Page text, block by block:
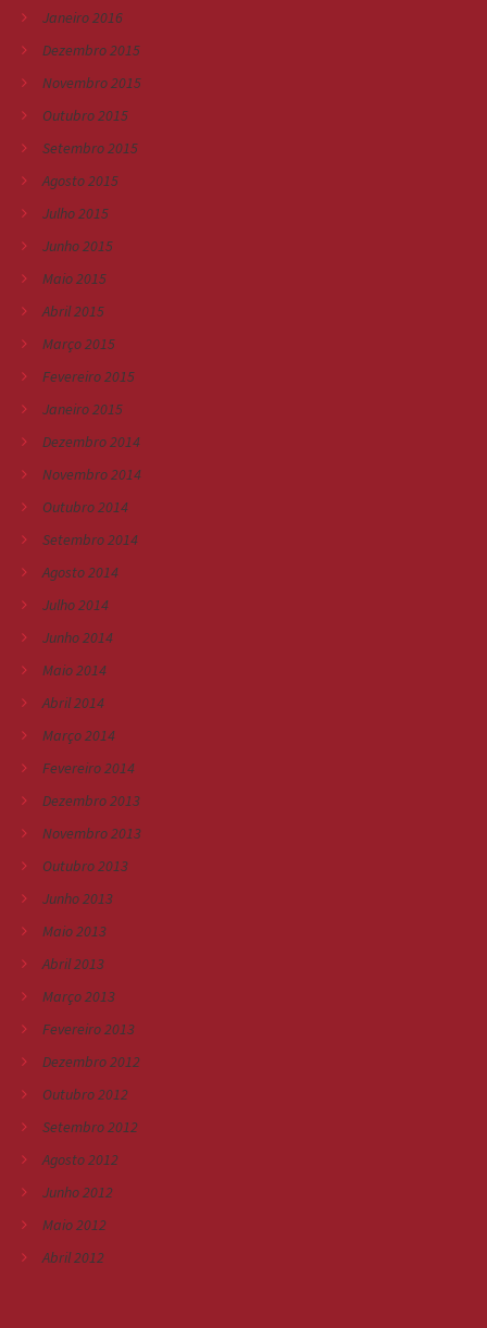
Janeiro 2016
Dezembro 2015
Novembro 2015
Outubro 2015
Setembro 2015
Agosto 2015
Julho 2015
Junho 2015
Maio 2015
Abril 2015
Março 2015
Fevereiro 2015
Janeiro 2015
Dezembro 2014
Novembro 2014
Outubro 2014
Setembro 2014
Agosto 2014
Julho 2014
Junho 2014
Maio 2014
Abril 2014
Março 2014
Fevereiro 2014
Dezembro 2013
Novembro 2013
Outubro 2013
Junho 2013
Maio 2013
Abril 2013
Março 2013
Fevereiro 2013
Dezembro 2012
Outubro 2012
Setembro 2012
Agosto 2012
Junho 2012
Maio 2012
Abril 2012